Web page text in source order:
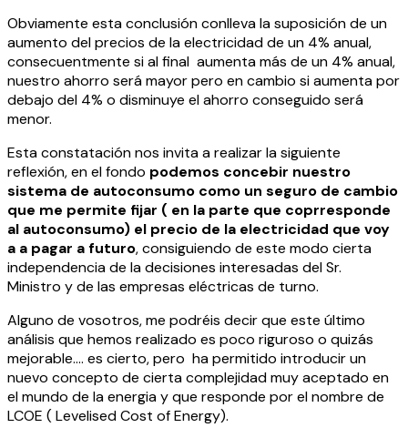
Obviamente esta conclusión conlleva la suposición de un
aumento del precios de la electricidad de un 4% anual,
consecuentmente si al final aumenta más de un 4% anual,
nuestro ahorro será mayor pero en cambio si aumenta por
debajo del 4% o disminuye el ahorro conseguido será
menor.
Esta constatación nos invita a realizar la siguiente
reflexión, en el fondo podemos concebir nuestro
sistema de autoconsumo como un seguro de cambio
que me permite fijar ( en la parte que coprresponde
al autoconsumo) el precio de la electricidad que voy
a a pagar a futuro, consiguiendo de este modo cierta
independencia de la decisiones interesadas del Sr.
Ministro y de las empresas eléctricas de turno.
Alguno de vosotros, me podréis decir que este último
análisis que hemos realizado es poco riguroso o quizás
mejorable…. es cierto, pero ha permitido introducir un
nuevo concepto de cierta complejidad muy aceptado en
el mundo de la energia y que responde por el nombre de
LCOE ( Levelised Cost of Energy).